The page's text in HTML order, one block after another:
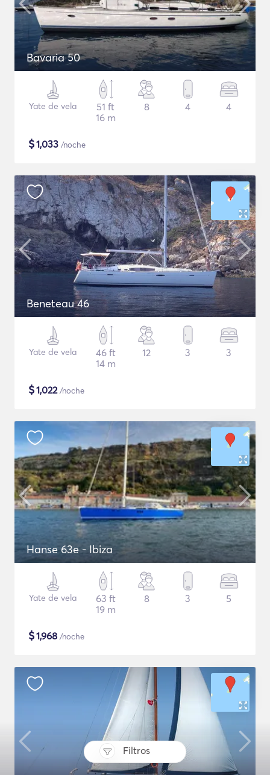
Filtros
Bavaria 50
Yate de vela
51 ft
16 m
8 4 4
$1,033 /noche
Beneteau 46
Yate de vela
46 ft
14 m
12 3 3
$1,022/noche
Hanse 63e - Ibiza
Yate de vela
63 ft
19 m
8 3 5
$1,968 /noche